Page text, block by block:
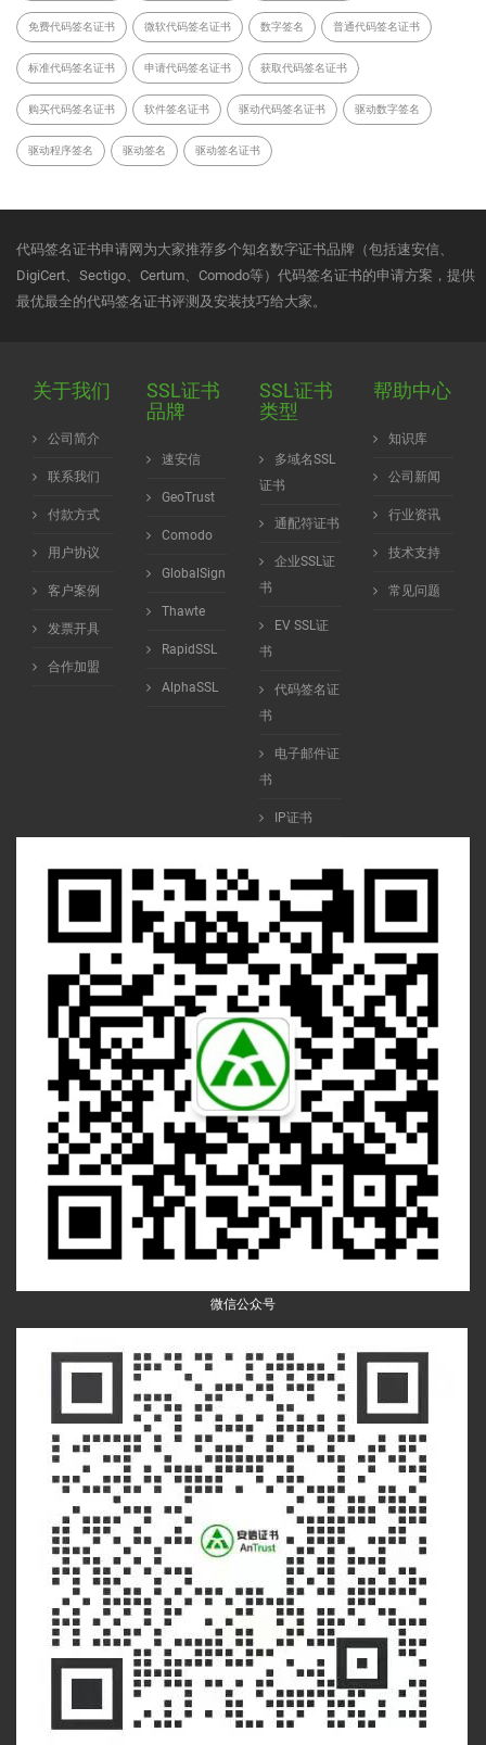
免费代码签名证书 微软代码签名证书 数字签名 普通代码签名证书
标准代码签名证书 申请代码签名证书 获取代码签名证书
购买代码签名证书 软件签名证书 驱动代码签名证书 驱动数字签名
驱动程序签名 驱动签名 驱动签名证书
代码签名证书申请网为大家推荐多个知名数字证书品牌（包括速安信、
DigiCert、Sectigo、Certum、Comodo等）代码签名证书的申请方案，提供
最优最全的代码签名证书评测及安装技巧给大家。
关于我们
公司简介
联系我们
付款方式
用户协议
客户案例
发票开具
合作加盟
SSL证书
品牌
速安信
GeoTrust
Comodo
GlobalSign
Thawte
RapidSSL
AlphaSSL
SSL证书
类型
多域名SSL
证书
通配符证书
企业SSL证
书
EV SSL证
书
代码签名证
书
电子邮件证
书
IP证书
帮助中心
知识库
公司新闻
行业资讯
技术支持
常见问题
微信公众号